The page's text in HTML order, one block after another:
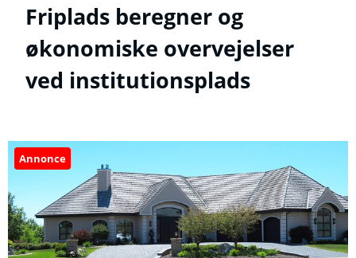
Friplads beregner og
økonomiske overvejelser
ved institutionsplads
Annonce